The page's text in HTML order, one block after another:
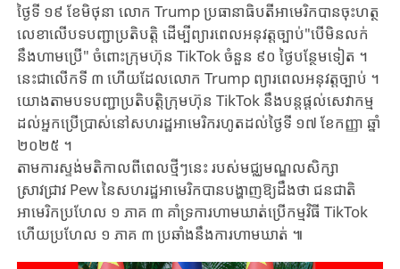
​ថ្ងៃទី ១៩ ខែមិថុនា លោក Trump ប្រធានាធិបតីអាមេរិកបានចុះហត្ថ
លេខាលើបទបញ្ជាប្រតិបត្តិ ដើម្បីព្យារពេលអនុវត្តច្បាប់​"បើមិនលក់
នឹង​ហាមប្រើ​" ចំពោះក្រុមហ៊ុន TikTok ​ចំនួន​ ៩០ ថ្ងៃបន្ថែម​ទៀត​ ។
នេះ​ជា​លើក​ទី ៣ ​​​ហើយដែល​លោក Trump ព្យារពេល​អនុវត្ត​ច្បាប់ ។
យោងតាមបទបញ្ជាប្រតិបត្តិក្រុមហ៊ុន TikTok នឹងបន្តផ្តល់សេវាកម្ម
ដល់អ្នកប្រើប្រាស់នៅសហរដ្ឋអាមេរិករហូតដល់ថ្ងៃទី ១៧ ខែកញ្ញា ឆ្នាំ
២០២៥ ។
តាមការស្ទង់មតិកាល​ពីពេល​ថ្មីៗនេះ របស់មជ្ឈមណ្ឌលសិក្សា​
ស្រាវជ្រាវ Pew នៃសហរដ្ឋអាមេរិកបានបង្ហាញឱ្យដឹងថា ​ជនជាតិ
អាមេរិកប្រហែល​ ១ ភាគ​​ ៣ គាំទ្រការហាមឃាត់ប្រើកម្មវិធី​​ TikTok
ហើយប្រហែល ១ ភាគ ៣ ​ប្រឆាំងនឹងការហាមឃាត់​ ៕